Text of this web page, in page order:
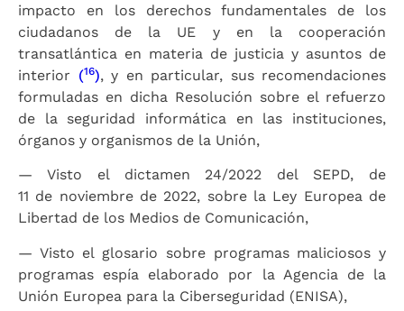
impacto en los derechos fundamentales de los
ciudadanos de la UE y en la cooperación
transatlántica en materia de justicia y asuntos de
interior (16), y en particular, sus recomendaciones
formuladas en dicha Resolución sobre el refuerzo
de la seguridad informática en las instituciones,
órganos y organismos de la Unión,
— Visto el dictamen 24/2022 del SEPD, de
11 de noviembre de 2022, sobre la Ley Europea de
Libertad de los Medios de Comunicación,
— Visto el glosario sobre programas maliciosos y
programas espía elaborado por la Agencia de la
Unión Europea para la Ciberseguridad (ENISA),